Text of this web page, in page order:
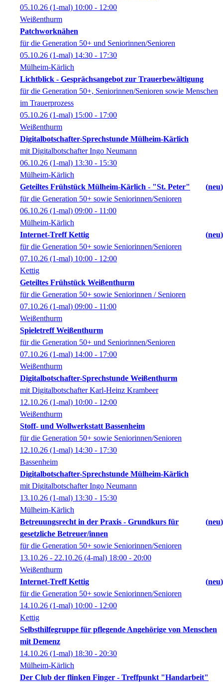
05.10.26 (1-mal) 10:00 - 12:00
Weißenthurm
Patchworknähen
für die Generation 50+ und Seniorinnen/Senioren
05.10.26 (1-mal) 14:30 - 17:30
Mülheim-Kärlich
Lichtblick - Gesprächsangebot zur Trauerbewältigung
für die Generation 50+, Seniorinnen/Senioren sowie Menschen
im Trauerprozess
05.10.26 (1-mal) 15:00 - 17:00
Weißenthurm
Digitalbotschafter-Sprechstunde Mülheim-Kärlich
mit Digitalbotschafter Ingo Neumann
06.10.26 (1-mal) 13:30 - 15:30
Mülheim-Kärlich
Geteiltes Frühstück Mülheim-Kärlich - "St. Peter"
neu
für die Generation 50+ sowie Seniorinnen/Senioren
06.10.26 (1-mal) 09:00 - 11:00
Mülheim-Kärlich
Internet-Treff Kettig
neu
für die Generation 50+ sowie Seniorinnen/Senioren
07.10.26 (1-mal) 10:00 - 12:00
Kettig
Geteiltes Frühstück Weißenthurm
für die Generation 50+ sowie Seniorinnen / Senioren
07.10.26 (1-mal) 09:00 - 11:00
Weißenthurm
Spieletreff Weißenthurm
für die Generation 50+ und Seniorinnen/Senioren
07.10.26 (1-mal) 14:00 - 17:00
Weißenthurm
Digitalbotschafter-Sprechstunde Weißenthurm
mit Digitalbotschafter Karl-Heinz Krambeer
12.10.26 (1-mal) 10:00 - 12:00
Weißenthurm
Stoff- und Wollwerkstatt Bassenheim
für die Generation 50+ sowie Seniorinnen/Senioren
12.10.26 (1-mal) 14:30 - 17:30
Bassenheim
Digitalbotschafter-Sprechstunde Mülheim-Kärlich
mit Digitalbotschafter Ingo Neumann
13.10.26 (1-mal) 13:30 - 15:30
Mülheim-Kärlich
Betreuungsrecht in der Praxis - Grundkurs für
gesetzliche Betreuer/innen
neu
für die Generation 50+ sowie Seniorinnen/Senioren
13.10.26 - 22.10.26 (4-mal) 18:00 - 20:00
Weißenthurm
Internet-Treff Kettig
neu
für die Generation 50+ sowie Seniorinnen/Senioren
14.10.26 (1-mal) 10:00 - 12:00
Kettig
Selbsthilfegruppe für pflegende Angehörige von Menschen
mit Demenz
14.10.26 (1-mal) 18:30 - 20:30
Mülheim-Kärlich
Der Club der flinken Finger - Treffpunkt "Handarbeit"